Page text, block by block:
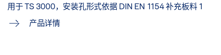
用于 TS 3000，安装孔形式依据 DIN EN 1154 补充板料 1
产品详情